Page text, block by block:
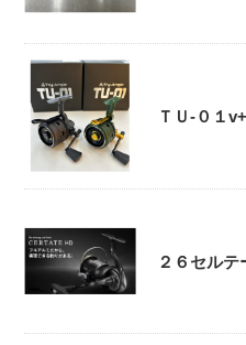
ＴＵ-０１v+
２６セルテ